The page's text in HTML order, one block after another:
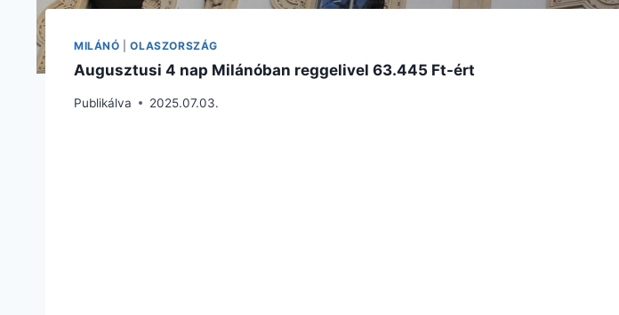
MILÁNÓ |OLASZORSZÁG
Augusztusi 4 nap Milánóban reggelivel 63.445 Ft-ért
Publikálva 2025.07.03.